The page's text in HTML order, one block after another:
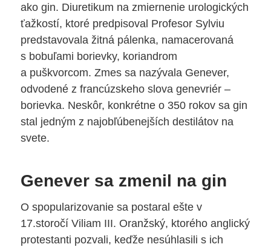
ako gin. Diuretikum na zmiernenie urologických
ťažkostí, ktoré predpisoval Profesor Sylviu
predstavovala žitná pálenka, namacerovaná
s bobuľami borievky, koriandrom
a puškvorcom. Zmes sa nazývala Genever,
odvodené z francúzskeho slova genevriér –
borievka. Neskôr, konkrétne o 350 rokov sa gin
stal jedným z najobľúbenejších destilátov na
svete.
Genever sa zmenil na gin
O spopularizovanie sa postaral ešte v
17.storočí Viliam III. Oranžský, ktorého anglický
protestanti pozvali, keďže nesúhlasili s ich